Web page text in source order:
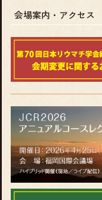
会場案内・アクセス